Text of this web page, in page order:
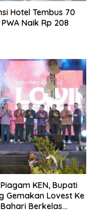
Hotel Tembus 70
Naik Rp 208
KEN, Bupati
Gemakan Lovest Ke
Berkelas